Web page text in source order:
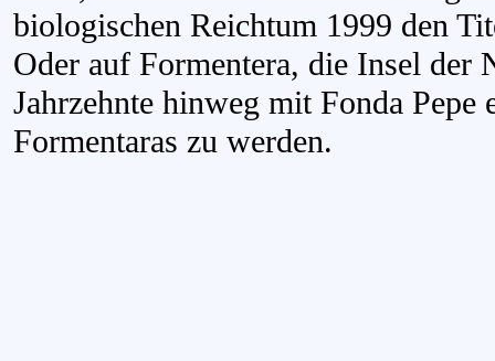
biologischen Reichtum 1999 den
Oder auf Formentera, die Insel der
Jahrzehnte hinweg mit Fonda
Formentaras zu werden.